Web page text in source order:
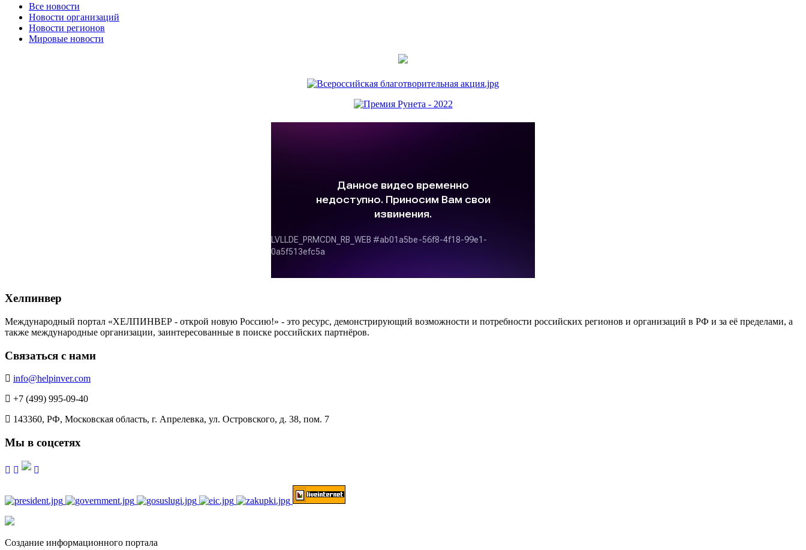
Все новости
Новости организаций
Новости регионов
Мировые новости
Хелпинвер
Международный портал «ХЕЛПИНВЕР - открой новую Россию!» - это ресурс, демонстрирующий возможности и потребности российских регионов и организаций в РФ и за её пределами, а
также международные организации, заинтересованные в поиске российских партнёров.
Связаться с нами
info@helpinver.com
+7 (499) 995-09-40
143360, РФ, Московская область, г. Апрелевка, ул. Островского, д. 38, пом. 7
Мы в соцсетях
Создание информационного портала